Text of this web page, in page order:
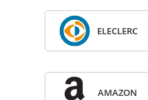
ELE­CLERC
AMA­ZON